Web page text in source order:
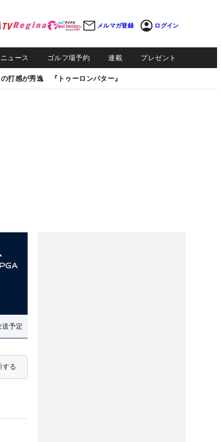
メルマガ登録 ログイン
ュース ゴルフ場予約 連載 プレゼント
打感が秀逸 『トゥーロンパター』
予定
する